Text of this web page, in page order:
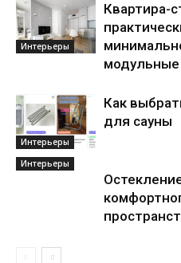
Интерьеры
Квартира-
модульные
Интерьеры
Как
для сауны
Интерьеры